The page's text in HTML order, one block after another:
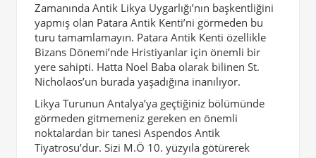
Zamanında Antik Likya Uygarlığı’nın başkentliğini
yapmış olan Patara Antik Kenti’ni görmeden bu
turu tamamlamayın. Patara Antik Kenti özellikle
Bizans Dönemi’nde Hristiyanlar için önemli bir
yere sahipti. Hatta Noel Baba olarak bilinen St.
Nicholaos’un burada yaşadığına inanılıyor.
Likya Turunun Antalya’ya geçtiğiniz bölümünde
görmeden gitmemeniz gereken en önemli
noktalardan bir tanesi Aspendos Antik
Tiyatrosu’dur. Sizi M.Ö 10. yüzyıla götürerek